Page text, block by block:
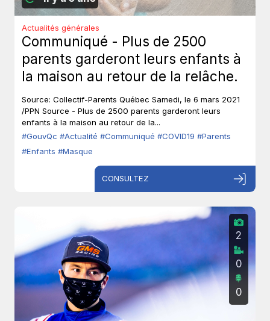
Actualités générales
Communiqué - Plus de 2500
parents garderont leurs enfants à
la maison au retour de la relâche.
Source: Collectif-Parents Québec Samedi, le 6 mars 2021
/PPN Source - Plus de 2500 parents garderont leurs
enfants à la maison au retour de la...
#GouvQc #Actualité #Communiqué #COVID19 #Parents
#Enfants #Masque
CONSULTEZ
2
0
0